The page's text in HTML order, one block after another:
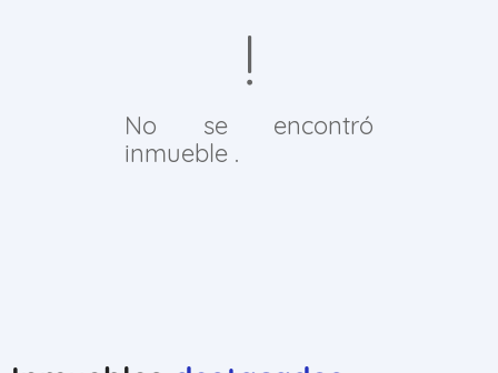
No se encontró
inmueble .